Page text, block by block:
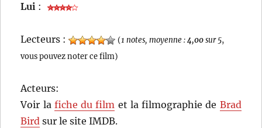
Lui :
Lecteurs : (1 notes, moyenne :4,00sur 5,
vous pouvez noter ce film)
Acteurs:
Voir la fiche du film et la filmographie de Brad
Bird sur le site IMDB.